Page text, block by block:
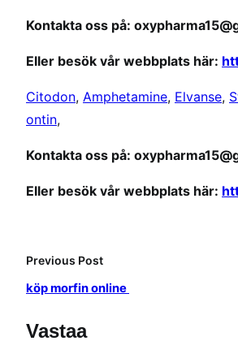
Kontakta oss på:
Eller besök vår webbplats här:
Citodon, Amphetamine, Elvanse,
ontin,
Kontakta oss på:
Eller besök vår webbplats här:
Previous Post
köp morfin online
Vastaa